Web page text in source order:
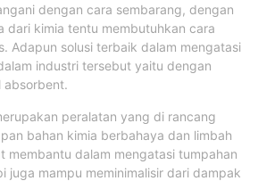
dengan cara sembarang, dengan
dari kimia tentu membutuhkan cara
Adapun solusi terbaik dalam mengatasi
industri tersebut yaitu dengan
absorbent.
peralatan yang di rancang
bahan kimia berbahaya dan limbah
membantu dalam mengatasi tumpahan
juga mampu meminimalisir dari dampak